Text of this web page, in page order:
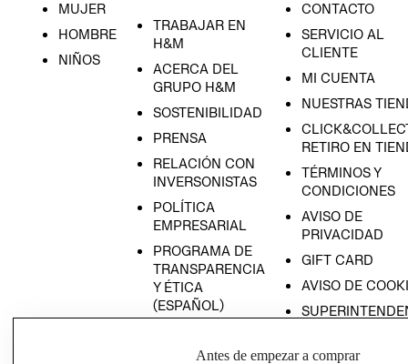
MUJER
HOMBRE
NIÑOS
TRABAJAR EN
H&M
ACERCA DEL
GRUPO H&M
SOSTENIBILIDAD
PRENSA
RELACIÓN CON
INVERSONISTAS
POLÍTICA
EMPRESARIAL
PROGRAMA DE
TRANSPARENCIA
Y ÉTICA
(ESPAÑOL)
TRANSPARENCIA
CONTACTO
SERVICIO AL
CLIENTE
MI CUENTA
NUESTRAS
RETIRO EN
TÉRMINOS Y
CONDICIONES
AVISO DE
PRIVACIDAD
GIFT CARD
AVISO DE
Antes de empezar a comprar